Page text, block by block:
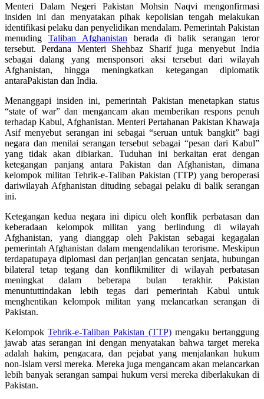
Menteri Dalam Negeri Pakistan Mohsin Naqvi mengonfirmasi
insiden ini dan menyatakan pihak kepolisian tengah melakukan
identifikasi pelaku dan penyelidikan mendalam. Pemerintah Pakistan
menuding Taliban Afghanistan berada di balik serangan teror
tersebut. Perdana Menteri Shehbaz Sharif juga menyebut India
sebagai dalang yang mensponsori aksi tersebut dari wilayah
Afghanistan, hingga meningkatkan ketegangan diplomatik
antaraPakistan dan India.
Menanggapi insiden ini, pemerintah Pakistan menetapkan status
“state of war” dan mengancam akan memberikan respons penuh
terhadap Kabul, Afghanistan. Menteri Pertahanan Pakistan Khawaja
Asif menyebut serangan ini sebagai “seruan untuk bangkit” bagi
negara dan menilai serangan tersebut sebagai “pesan dari Kabul”
yang tidak akan dibiarkan. Tuduhan ini berkaitan erat dengan
ketegangan panjang antara Pakistan dan Afghanistan, dimana
kelompok militan Tehrik-e-Taliban Pakistan (TTP) yang beroperasi
dariwilayah Afghanistan dituding sebagai pelaku di balik serangan
ini.
Ketegangan kedua negara ini dipicu oleh konflik perbatasan dan
keberadaan kelompok militan yang berlindung di wilayah
Afghanistan, yang dianggap oleh Pakistan sebagai kegagalan
pemerintah Afghanistan dalam mengendalikan terorisme. Meskipun
terdapatupaya diplomasi dan perjanjian gencatan senjata, hubungan
bilateral tetap tegang dan konflikmiliter di wilayah perbatasan
meningkat dalam beberapa bulan terakhir. Pakistan
menuntuttindakan lebih tegas dari pemerintah Kabul untuk
menghentikan kelompok militan yang melancarkan serangan di
Pakistan.
KelompokTehrik-e-Taliban Pakistan (TTP)mengaku bertanggung
jawab atas serangan ini dengan menyatakan bahwa target mereka
adalah hakim, pengacara, dan pejabat yang menjalankan hukum
non-Islam versi mereka. Mereka juga mengancam akan melancarkan
lebih banyak serangan sampai hukum versi mereka diberlakukan di
Pakistan.